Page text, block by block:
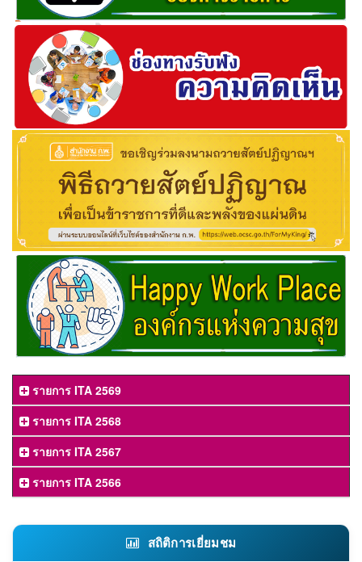
รายการ ITA 2569
รายการ ITA 2568
รายการ ITA 2567
รายการ ITA 2566
สถิติการเยี่ยมชม